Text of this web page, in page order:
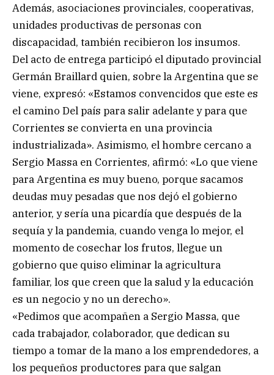
Además, asociaciones provinciales, cooperativas,
unidades productivas de personas con
discapacidad, también recibieron los insumos.
Del acto de entrega participó el diputado provincial
Germán Braillard quien, sobre la Argentina que se
viene, expresó: «Estamos convencidos que este es
el camino Del país para salir adelante y para que
Corrientes se convierta en una provincia
industrializada». Asimismo, el hombre cercano a
Sergio Massa en Corrientes, afirmó: «Lo que viene
para Argentina es muy bueno, porque sacamos
deudas muy pesadas que nos dejó el gobierno
anterior, y sería una picardía que después de la
sequía y la pandemia, cuando venga lo mejor, el
momento de cosechar los frutos, llegue un
gobierno que quiso eliminar la agricultura
familiar, los que creen que la salud y la educación
es un negocio y no un derecho».
«Pedimos que acompañen a Sergio Massa, que
cada trabajador, colaborador, que dedican su
tiempo a tomar de la mano a los emprendedores, a
los pequeños productores para que salgan